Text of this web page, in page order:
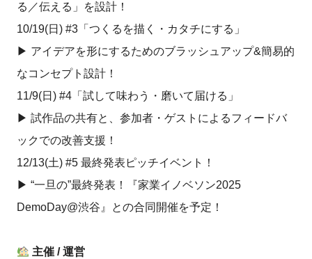
る／伝える」を設計！
10/19(日) #3「つくるを描く・カタチにする」
▶︎ アイデアを形にするためのブラッシュアップ&簡易的
なコンセプト設計！
11/9(日) #4「試して味わう・磨いて届ける」
▶︎ 試作品の共有と、参加者・ゲストによるフィードバ
ックでの改善支援！
12/13(土) #5 最終発表ピッチイベント！
▶︎ “一旦の”最終発表！『家業イノベソン2025
DemoDay@渋谷』との合同開催を予定！
主催 / 運営